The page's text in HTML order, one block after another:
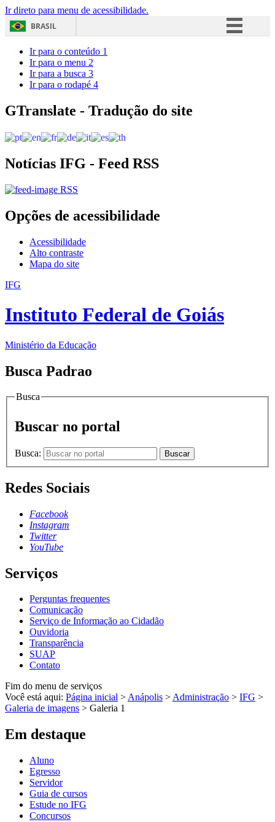
Ir direto para menu de acessibilidade.
BRASIL
Acesso à informação
Ir para o conteúdo 1
Ir para o menu 2
Ir para a busca 3
Ir para o rodapé 4
GTranslate - Tradução do site
Notícias IFG - Feed RSS
RSS
Opções de acessibilidade
Acessibilidade
Alto contraste
Mapa do site
IFG
Instituto Federal de Goiás
Ministério da Educação
Busca Padrao
Busca
Buscar no portal
Busca: Buscar
Redes Sociais
Facebook
Instagram
Twitter
YouTube
Serviços
Perguntas frequentes
Comunicação
Serviço de Informação ao Cidadão
Ouvidoria
Transparência
SUAP
Contato
Fim do menu de serviços
Você está aqui: Página inicial >Anápolis >Administração > IFG >
Galeria de imagens > Galeria 1
Em destaque
Aluno
Egresso
Servidor
Guia de cursos
Estude no IFG
Concursos